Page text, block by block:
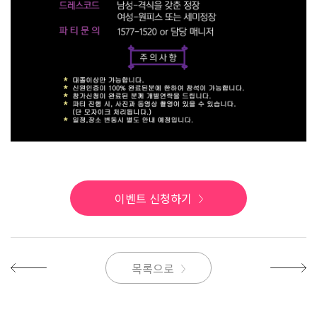
이벤트 신청하기
목록으로